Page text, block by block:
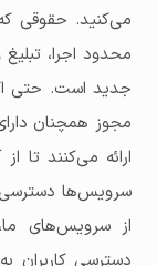
می‌کنید. حقوقی
محدود اجرا،
جدید است. حتی
مجوز همچنان
ارائه می‌کنند تا
سرویس‌ها دسترسی
از سرویس‌های